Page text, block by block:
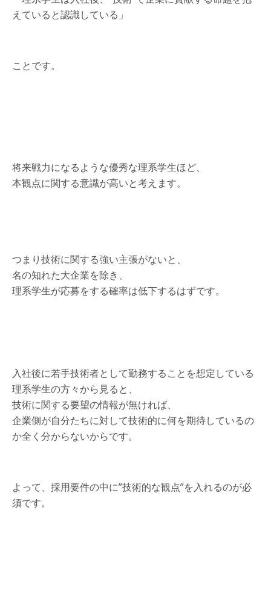
えていると認識している」
ことです。
将来戦力になるような優秀な理系学生ほど、
本観点に関する意識が高いと考えます。
つまり技術に関する強い主張がないと、
名の知れた大企業を除き、
理系学生が応募をする確率は低下するはずです。
入社後に若手技術者として勤務することを想定している
理系学生の方々から見ると、
技術に関する要望の情報が無ければ、
企業側が自分たちに対して技術的に何を期待しているの
か全く分からないからです。
よって、採用要件の中に”技術的な観点”を入れるのが必
須です。